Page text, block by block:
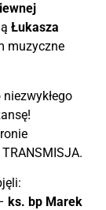
Łukasza
muzyczne
ks. bp Marek